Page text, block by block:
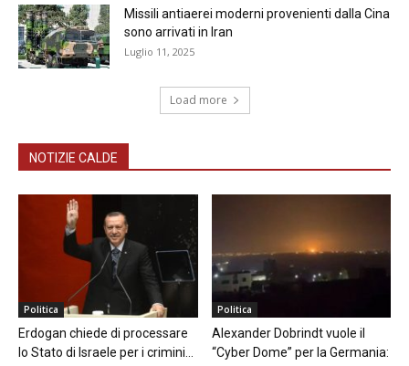
Missili antiaerei moderni provenienti dalla Cina
sono arrivati in Iran
Luglio 11, 2025
Load more
NOTIZIE CALDE
Politica
Erdogan chiede di processare
lo Stato di Israele per i crimini...
Politica
Alexander Dobrindt vuole il
“Cyber Dome” per la Germania: